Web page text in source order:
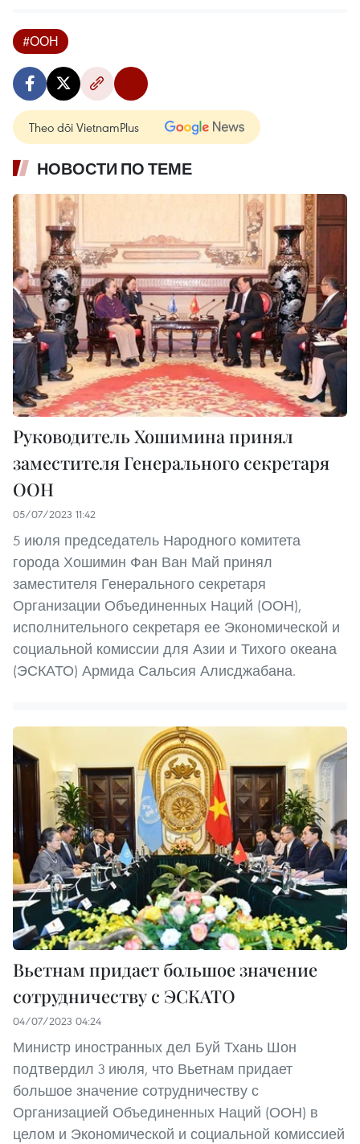
#ООН
Theo dõi VietnamPlus
НОВОСТИ ПО ТЕМЕ
Руководитель Хошимина принял
заместителя Генерального секретаря
ООН
05/07/2023 11:42
5 июля председатель Народного комитета
города Хошимин Фан Ван Май принял
заместителя Генерального секретаря
Организации Объединенных Наций (ООН),
исполнительного секретаря ее Экономической и
социальной комиссии для Азии и Тихого океана
(ЭСКАТО) Армида Сальсия Алисджабана.
Вьетнам придает большое значение
сотрудничеству с ЭСКАТО
04/07/2023 04:24
Министр иностранных дел Буй Тхань Шон
подтвердил 3 июля, что Вьетнам придает
большое значение сотрудничеству с
Организацией Объединенных Наций (ООН) в
целом и Экономической и социальной комиссией